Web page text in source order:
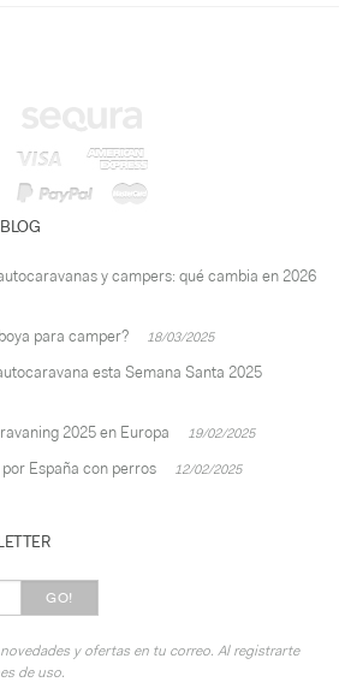
y campers: qué cambia en 2026
para camper? 18/03/2025
esta Semana Santa 2025
2025 en Europa 19/02/2025
España con perros 12/02/2025
GO!
y ofertas en tu correo. Al registrarte
de uso.